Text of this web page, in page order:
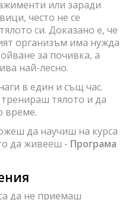
или заради
често не се
си. Доказано е, че
организъм има нужда
за почивка, а
най-лесно.
в един и същ час.
тялото и да
време.
да научиш на курса
да живееш - Програма
да не приемаш